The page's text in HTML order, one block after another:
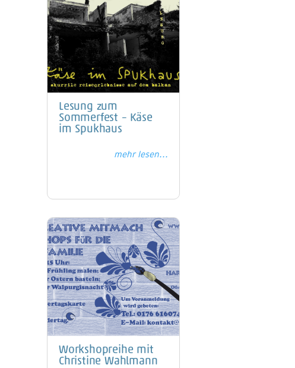
Lesung zum
Sommerfest – Käse
im Spukhaus
mehr lesen...
Workshopreihe mit
Christine Wahlmann